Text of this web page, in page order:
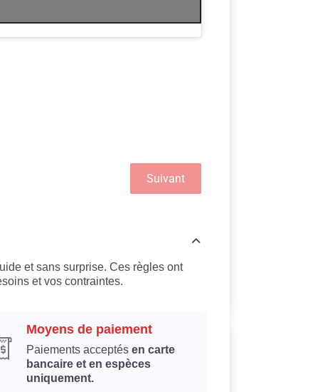
Suivant
et sans surprise. Ces règles ont
et vos contraintes.
Moyens de paiement
Paiements acceptésen carte
bancaire et en espèces
uniquement.